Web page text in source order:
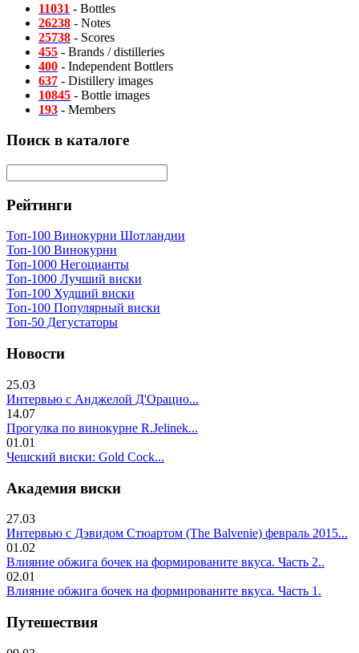
11031 - Bottles
26238 - Notes
25738 - Scores
455 - Brands / distilleries
400 - Independent Bottlers
637 - Distillery images
10845 - Bottle images
193 - Members
Поиск в каталоге
Рейтинги
Топ-100 Винокурни Шотландии
Топ-100 Винокурни
Топ-1000 Негоцианты
Топ-1000 Лучший виски
Топ-100 Худший виски
Топ-100 Популярный виски
Топ-50 Дегустаторы
Новости
25.03
Интервью с Анджелой Д'Орацио...
14.07
Прогулка по винокурне R.Jelinek...
01.01
Чешский виски: Gold Cock...
Академия виски
27.03
Интервью с Дэвидом Стюартом (The Balvenie) февраль 2015...
01.02
Влияние обжига бочек на формированите вкуса. Часть 2..
02.01
Влияние обжига бочек на формированите вкуса. Часть 1.
Путешествия